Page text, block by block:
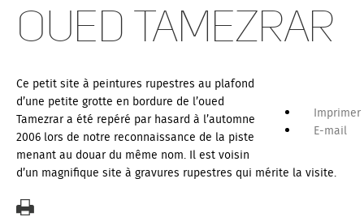
Oued Tamezrar
Imprimer
E-mail
Ce petit site à peintures rupestres au plafond
d’une petite grotte en bordure de l’oued
Tamezrar a été repéré par hasard à l’automne
2006 lors de notre reconnaissance de la piste
menant au douar du même nom. Il est voisin
d’un magnifique site à gravures rupestres qui mérite la visite.